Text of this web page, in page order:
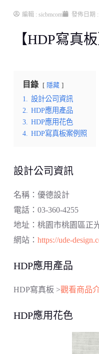
編輯 : sicbmcom 發佈日期 :
【HDP寫真
目錄 隱藏
1.
設計公司資訊
2.
HDP應用產品
3.
HDP應用花色
4.
HDP寫真板案例照
設計公司資訊
名稱：優德設計
電話：03-360-4255
地址：桃園市桃園區正
網站： https://ude-
HDP應用產品
HDP寫真板 >觀看商品
HDP應用花色